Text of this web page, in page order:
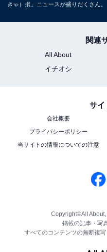
きゃ）損」ニュースが盛りだくさん。
関連
All About
イチオシ
サイ
会社概要
プライバシーポリシー
当サイトの情報についての注意
Copyright©All
掲載の記事・写
すべてのコンテンツの無断複